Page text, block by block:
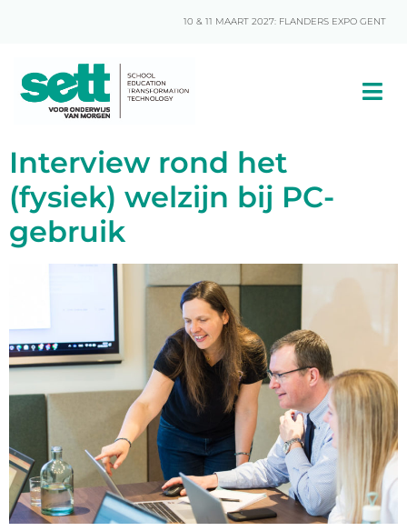
10 & 11 MAART 2027: FLANDERS EXPO GENT
Interview rond het
(fysiek) welzijn bij PC-
gebruik